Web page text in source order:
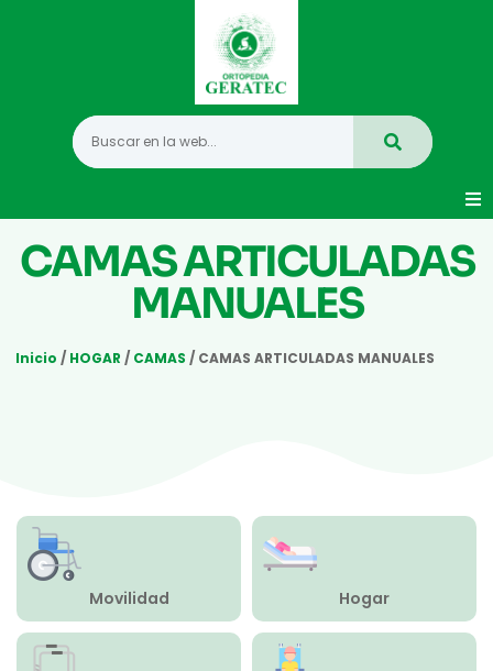
Movilidad
Vida Diaria
Compresión Médica
Fabricación a Medida
Zona XXL
CAMAS ARTICULADAS
MANUALES
Inicio / HOGAR / CAMAS / CAMAS ARTICULADAS MANUALES
Movilidad Hogar